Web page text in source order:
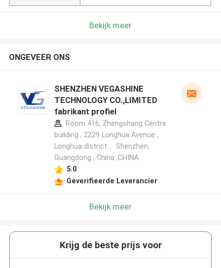
Bekijk meer
ONGEVEER ONS
SHENZHEN VEGASHINE
TECHNOLOGY CO.,LIMITED
fabrikant profiel
Room 416, Zhengshang Centre
building , 2229 Longhua Avenue ,
Longhua district， Shenzhen,
Guangdong , China ,CHINA
5.0
Geverifieerde Leverancier
Bekijk meer
Krijg de beste prijs voor